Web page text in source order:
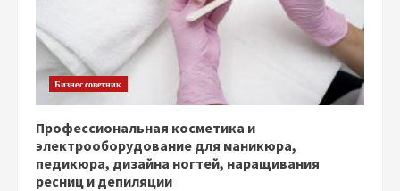
Бизнес советник
Профессиональная косметика и
электрооборудование для маникюра,
педикюра, дизайна ногтей, наращивания
ресниц и депиляции